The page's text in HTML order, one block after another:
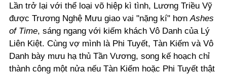
Lần trở lại với thể loại võ hiệp kì tình, Lương Triều Vỹ
được Trương Nghệ Mưu giao vai "nặng kí" hơn Ashes
of Time, sáng ngang với kiếm khách Vô Danh của Lý
Liên Kiệt. Cùng vợ mình là Phi Tuyết, Tàn Kiếm và Vô
Danh bày mưu hạ thủ Tần Vương, song kế hoạch chỉ
thành công một nửa nếu Tàn Kiếm hoặc Phi Tuyết thật